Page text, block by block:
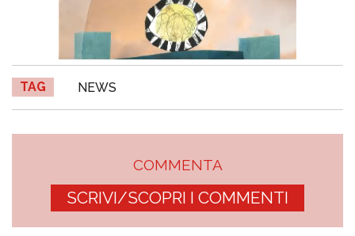
TAG NEWS
COMMENTA
SCRIVI/SCOPRI I COMMENTI